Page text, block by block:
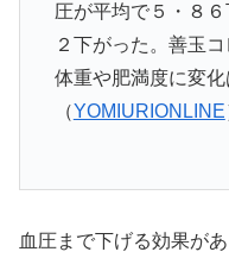
圧が平均で５・８
２下がった。善玉
体重や肥満度に変化
（YOMIURIONLINE
血圧まで下げる効果が